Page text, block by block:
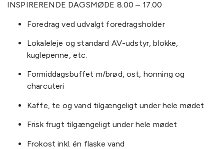
INSPIRERENDE DAGSMØDE 8.00 – 17.00
Foredrag ved udvalgt foredragsholder
Lokaleleje og standard AV-udstyr, blokke,
kuglepenne, etc.
Formiddagsbuffet m/brød, ost, honning og
charcuteri
Kaffe, te og vand tilgængeligt under hele mødet
Frisk frugt tilgængeligt under hele mødet
Frokost inkl. én flaske vand